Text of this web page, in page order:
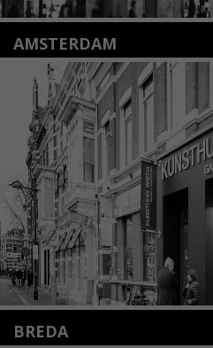
AMSTERDAM
Amstelveenseweg 135
1075 VX Amsterdam
+31 (0)20 2332546
info@kunsthuisamsterdam.nl
Lees meer
BREDA